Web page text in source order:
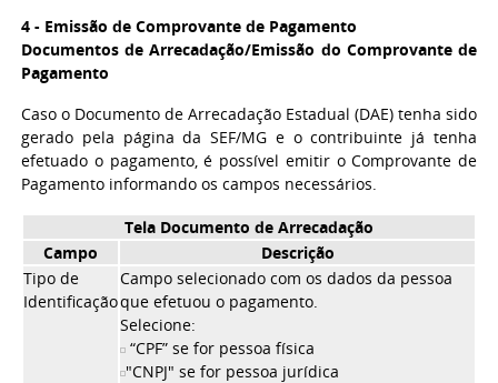
4 - Emissão de Comprovante de Pagamento
Documentos de Arrecadação/Emissão do Comprovante de
Pagamento
Caso o Documento de Arrecadação Estadual (DAE) tenha sido
gerado pela página da SEF/MG e o contribuinte já tenha
efetuado o pagamento, é possível emitir o Comprovante de
Pagamento informando os campos necessários.
Tela Documento de Arrecadação
Campo
Descrição
Tipo de
Identificação
Campo selecionado com os dados da pessoa
que efetuou o pagamento.
Selecione:
“CPF” se for pessoa física
"CNPJ" se for pessoa jurídica